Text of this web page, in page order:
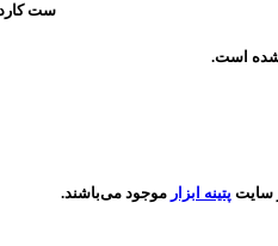
ست کاردک
پتینه ابزار موجود می‌باشند.